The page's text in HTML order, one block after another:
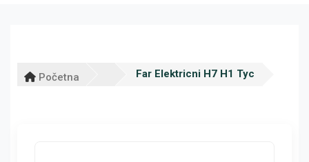
Početna Far Elektricni H7 H1 Tyc